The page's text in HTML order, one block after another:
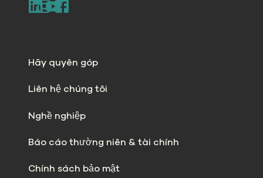
Hãy quyên góp
Liên hệ chúng tôi
Nghề nghiệp
Báo cáo thường niên & tài chính
Chính sách bảo mật